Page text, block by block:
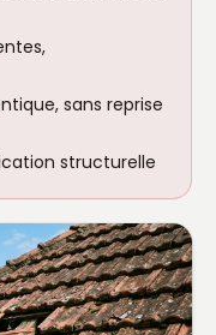
sans reprise
structurelle